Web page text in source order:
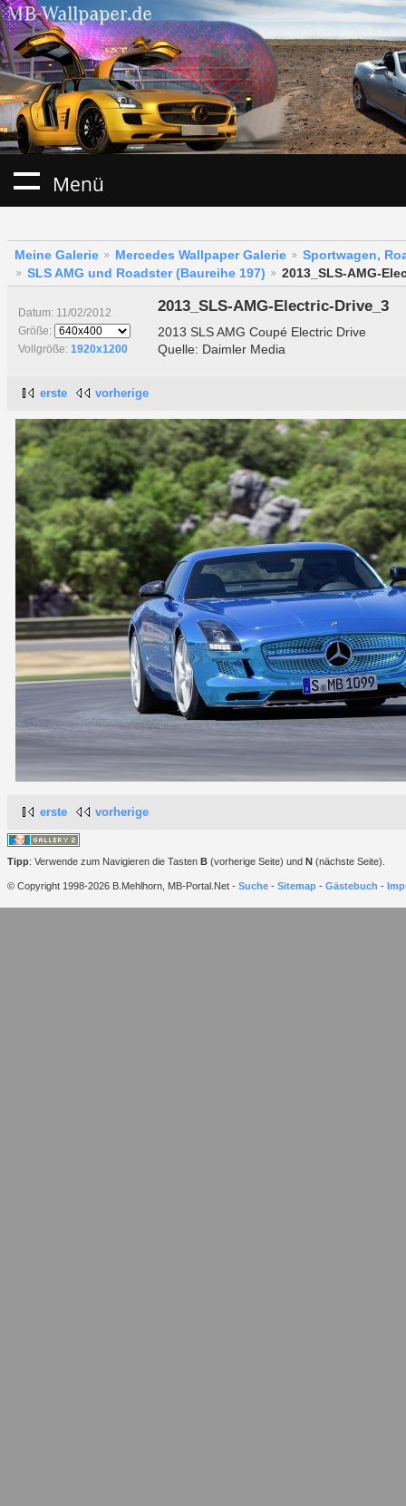
Menü
Meine Galerie Mercedes Wallpaper Galerie
Sportwagen,
SLS AMG und Roadster (Baureihe 197)
2013_SLS-AMG-
Datum: 11/02/2012
Größe:
Vollgröße: 1920x1200
2013_SLS-AMG-Electric-Drive_3
2013 SLS AMG Coupé Electric Drive
Quelle: Daimler Media
erste vorherige
erste vorherige
Tipp: Verwende zum Navigieren die Tasten B (vorherige Seite) und N (nächste Seite).
© Copyright 1998-2026 B.Mehlhorn, MB-Portal.Net - Suche - Sitemap - Gästebuch -